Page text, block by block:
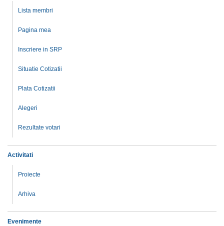
Lista membri
Pagina mea
Inscriere in SRP
Situatie Cotizatii
Plata Cotizatii
Alegeri
Rezultate votari
Activitati
Proiecte
Arhiva
Evenimente